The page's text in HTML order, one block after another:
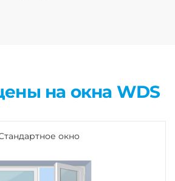
на окна WDS
окно